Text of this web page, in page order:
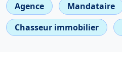
Agence
Mandataire
Chasseur immobilier